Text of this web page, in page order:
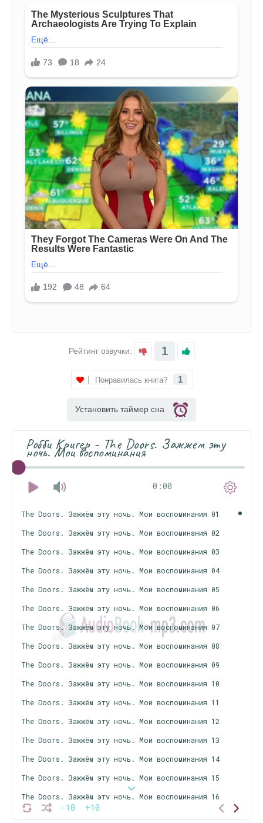
Рейтинг озвучки: 1
Понравилась книга? 1
Установить таймер сна
Робби Кригер - The Doors. Зажжем эту
ночь. Мои воспоминания
0:00
-10 +10
The Doors. Зажжём эту ночь. Мои воспоминания 01
The Doors. Зажжём эту ночь. Мои воспоминания 02
The Doors. Зажжём эту ночь. Мои воспоминания 03
The Doors. Зажжём эту ночь. Мои воспоминания 04
The Doors. Зажжём эту ночь. Мои воспоминания 05
The Doors. Зажжём эту ночь. Мои воспоминания 06
The Doors. Зажжём эту ночь. Мои воспоминания 07
The Doors. Зажжём эту ночь. Мои воспоминания 08
The Doors. Зажжём эту ночь. Мои воспоминания 09
The Doors. Зажжём эту ночь. Мои воспоминания 10
The Doors. Зажжём эту ночь. Мои воспоминания 11
The Doors. Зажжём эту ночь. Мои воспоминания 12
The Doors. Зажжём эту ночь. Мои воспоминания 13
The Doors. Зажжём эту ночь. Мои воспоминания 14
The Doors. Зажжём эту ночь. Мои воспоминания 15
The Doors. Зажжём эту ночь. Мои воспоминания 16
The Doors. Зажжём эту ночь. Мои воспоминания 17